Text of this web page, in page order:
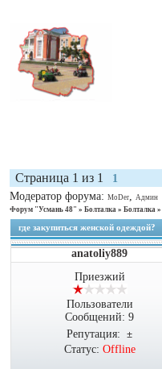
Страница 1 из 1
1
Модератор форума: MoDer, Админ
Форум "Усмань 48" » Болталка » Болталка »
где закупиться женской одеждой?
anatoliy889
Приезжий
Пользователи
Сообщений: 9
Репутация: ±
Статус: Offline